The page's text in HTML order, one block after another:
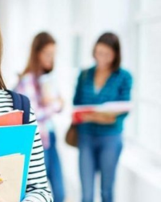
Yatay Geçiş Online
Öğrencilerden
başvuruda bulunan
okuduğu bütün